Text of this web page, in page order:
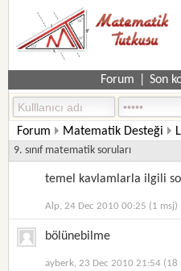
Forum Son
Forum Matematik Desteği
9. sınıf matematik soruları
temel kavlamlarla ilgili
Alp, 24 Dec 2010 00:25 (1 msj)
bölünebilme
ayberk, 23 Dec 2010 21:54 (18